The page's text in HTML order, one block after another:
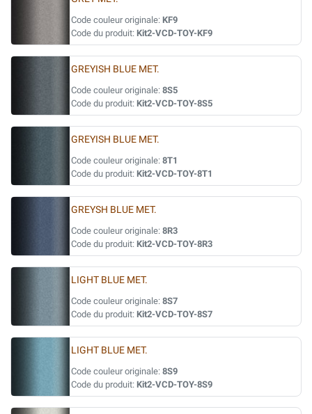
Code couleur originale: KF9
Code du produit: Kit2-VCD-TOY-KF9
GREYISH BLUE MET.
Code couleur originale: 8S5
Code du produit: Kit2-VCD-TOY-8S5
GREYISH BLUE MET.
Code couleur originale: 8T1
Code du produit: Kit2-VCD-TOY-8T1
GREYSH BLUE MET.
Code couleur originale: 8R3
Code du produit: Kit2-VCD-TOY-8R3
LIGHT BLUE MET.
Code couleur originale: 8S7
Code du produit: Kit2-VCD-TOY-8S7
LIGHT BLUE MET.
Code couleur originale: 8S9
Code du produit: Kit2-VCD-TOY-8S9